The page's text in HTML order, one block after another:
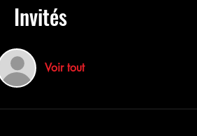
Invités
Voir tout